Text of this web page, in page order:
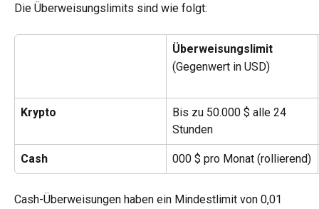
Die Überweisungslimits sind wie folgt:
Überweisungslimit
(Gegenwert in USD)
Krypto
Bis zu 50.000 $ alle 24
Stunden
Cash 000 $ pro Monat (rollierend)
Cash-Überweisungen haben ein Mindestlimit von 0,01